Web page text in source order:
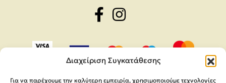
Διαχείριση Συγκατάθεσης
Για να παρέχουμε την καλύτερη εμπειρία, χρησιμοποιούμε τεχνολογίες